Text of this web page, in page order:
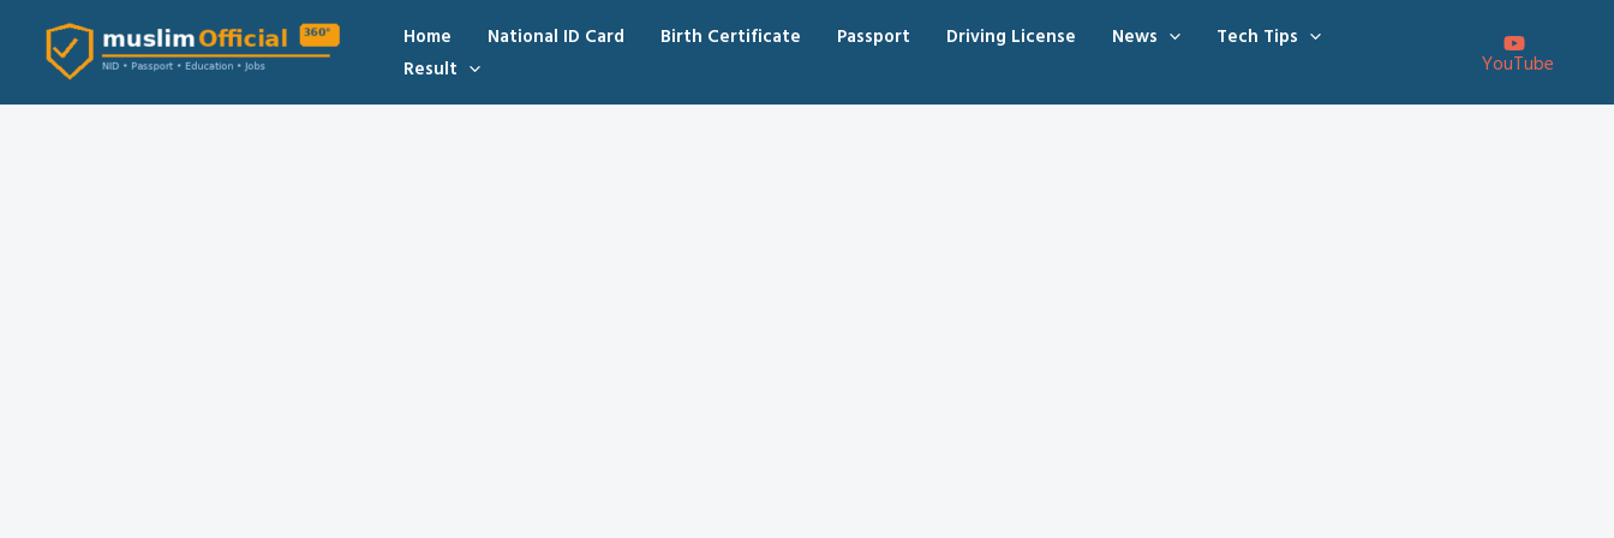
content
Home National ID Card Birth Certificate Passport Driving License News
Tech Tips
Result
YouTube